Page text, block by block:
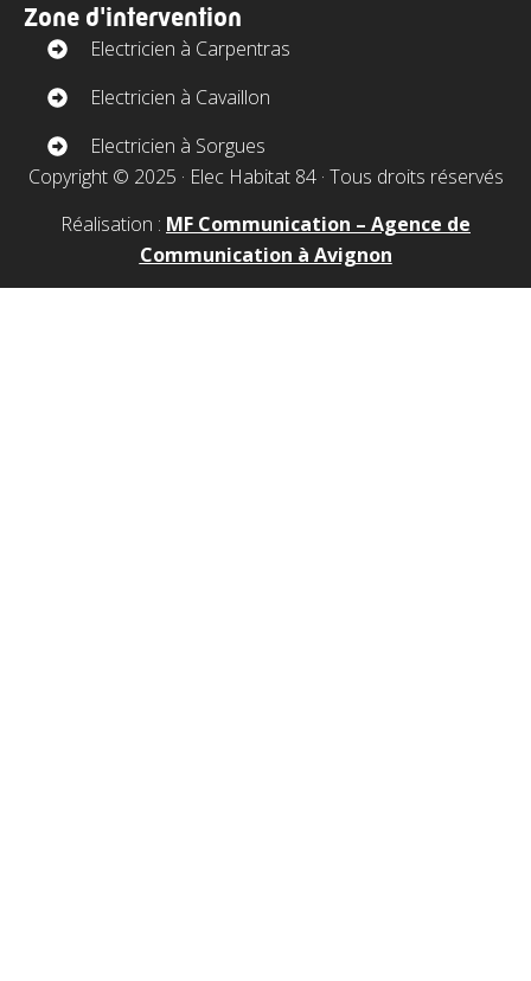
Zone d'intervention
Electricien à Carpentras
Electricien à Cavaillon
Electricien à Sorgues
Copyright © 2025 · Elec Habitat 84 · Tous droits réservés
Réalisation : MF Communication – Agence de
Communication à Avignon